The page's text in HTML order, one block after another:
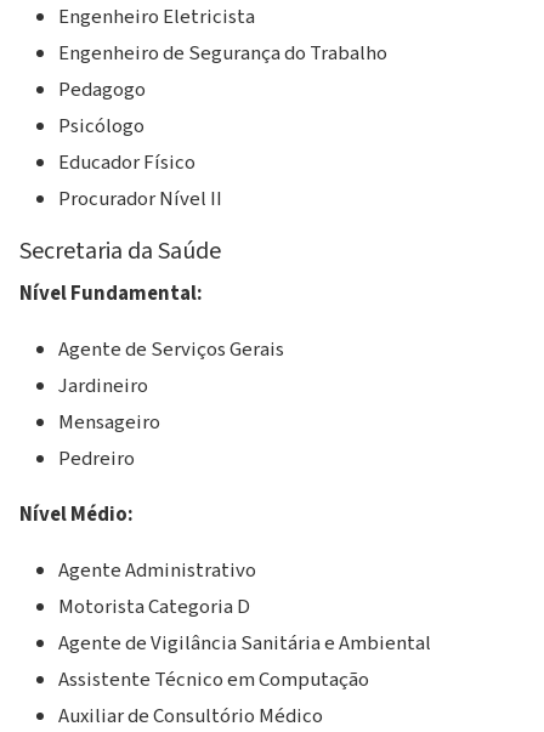
Engenheiro Eletricista
Engenheiro de Segurança do Trabalho
Pedagogo
Psicólogo
Educador Físico
Procurador Nível II
Secretaria da Saúde
Nível Fundamental:
Agente de Serviços Gerais
Jardineiro
Mensageiro
Pedreiro
Nível Médio:
Agente Administrativo
Motorista Categoria D
Agente de Vigilância Sanitária e Ambiental
Assistente Técnico em Computação
Auxiliar de Consultório Médico